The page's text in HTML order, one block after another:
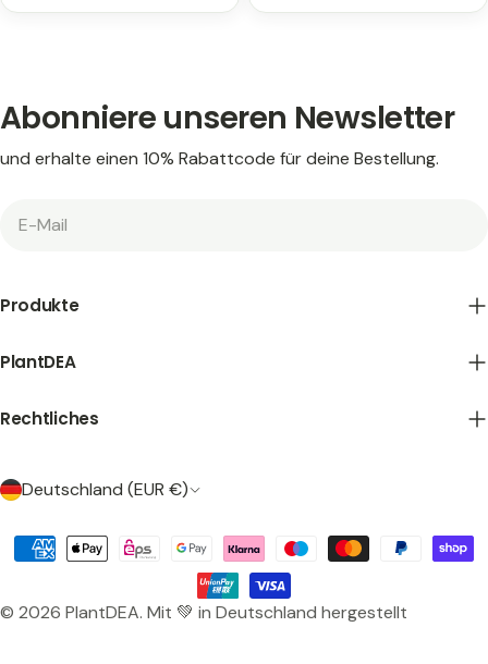
Abonniere unseren Newsletter
und erhalte einen 10% Rabattcode für deine Bestellung.
Produkte
PlantDEA
Rechtliches
L
n
/
Deutschland (EUR €)
© 2026 PlantDEA. Mit 💚 in Deutschland hergestellt
Zahlungsarten